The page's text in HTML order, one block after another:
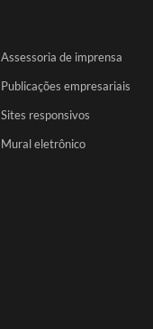
Assessoria de imprensa
Publicações empresariais
Sites responsivos
Mural eletrônico